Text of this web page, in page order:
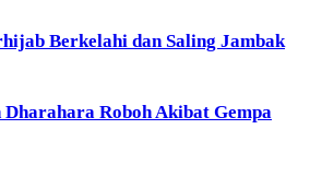
Berkelahi dan Saling Jambak
Roboh Akibat Gempa